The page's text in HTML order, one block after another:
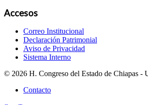
Accesos
Correo Institucional
Declaración Patrimonial
Aviso de Privacidad
Sistema Interno
© 2026 H. Congreso del Estado de Chiapas -
Contacto